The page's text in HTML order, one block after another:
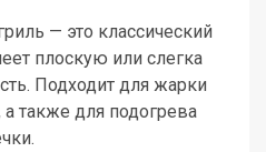
— это классический
плоскую или слегка
Подходит для жарки
также для подогрева